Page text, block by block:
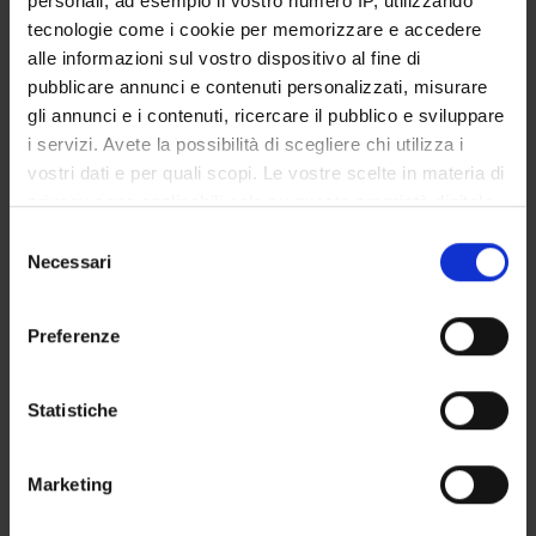
tecnologie come i cookie per memorizzare e accedere
alle informazioni sul vostro dispositivo al fine di
pubblicare annunci e contenuti personalizzati, misurare
gli annunci e i contenuti, ricercare il pubblico e sviluppare
i servizi. Avete la possibilità di scegliere chi utilizza i
vostri dati e per quali scopi. Le vostre scelte in materia di
privacy sono applicabili solo su questa proprietà digitale
modificare o revocare il proprio consenso in qualsiasi
momento dalla Dichiarazione sui cookie o facendo clic
raccogliere informazioni sulla tua posizione
geografica, con un'approssimazione di qualche
Identificare il tuo dispositivo, scansionandolo
delNecessari
Preferenze
Statistiche
Marketing
COLLABORATORI ESTERNI
Sergio Ferrari
Azienda Ospedaliera Verona Dirigente medico